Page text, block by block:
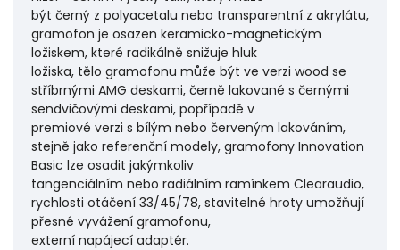
být černý z polyacetalu nebo transparentní z akrylátu,
gramofon je osazen keramicko-magnetickým
ložiskem, které radikálně snižuje hluk
ložiska, tělo gramofonu může být ve verzi wood se
stříbrnými AMG deskami, černě lakované s černými
sendvičovými deskami, popřípadě v
premiové verzi s bílým nebo červeným lakováním,
stejně jako referenční modely, gramofony Innovation
Basic lze osadit jakýmkoliv
tangenciálním nebo radiálním ramínkem Clearaudio,
rychlosti otáčení 33/45/78, stavitelné hroty umožňují
přesné vyvážení gramofonu,
externí napájecí adaptér.